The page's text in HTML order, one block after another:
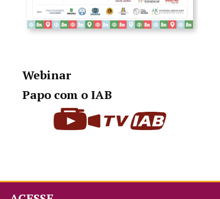
Webinar
Papo com o IAB